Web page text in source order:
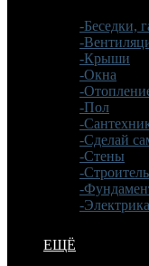
-Беседки,
-
-Крыши
-Окна
-
-Пол
-
-Сделай
-Стены
-
-
-Электрика
ЕЩЁ